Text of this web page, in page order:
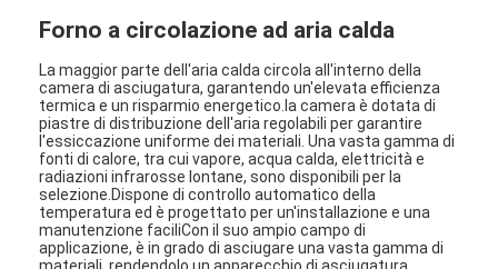
Forno a circolazione ad aria calda
La maggior parte dell'aria calda circola all'interno della
camera di asciugatura, garantendo un'elevata efficienza
termica e un risparmio energetico.la camera è dotata di
piastre di distribuzione dell'aria regolabili per garantire
l'essiccazione uniforme dei materiali. Una vasta gamma di
fonti di calore, tra cui vapore, acqua calda, elettricità e
radiazioni infrarosse lontane, sono disponibili per la
selezione.Dispone di controllo automatico della
temperatura ed è progettato per un'installazione e una
manutenzione faciliCon il suo ampio campo di
applicazione, è in grado di asciugare una vasta gamma di